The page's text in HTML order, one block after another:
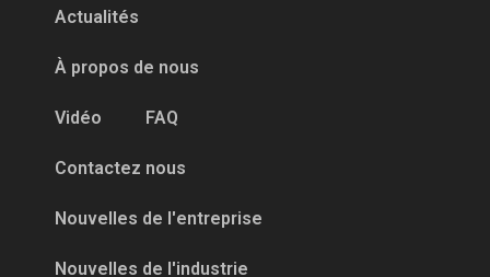
Actualités
À propos de nous
Vidéo FAQ
Contactez nous
Nouvelles de l'entreprise
Nouvelles de l'industrie